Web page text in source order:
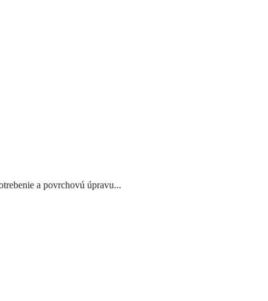
a povrchovú úpravu...